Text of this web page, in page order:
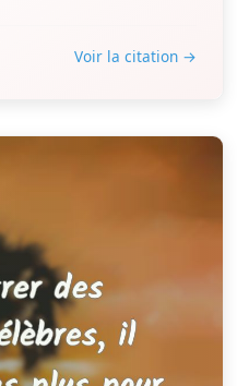
Voir la citation →